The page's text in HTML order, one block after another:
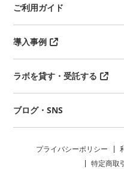
ご利用ガイド
導入事例
ラボを貸す・受託する
ブログ・SNS
プライバシーポリシー
特定商取